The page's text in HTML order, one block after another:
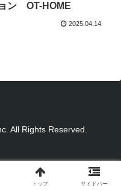
ン OT-HOME
2025.04.14
All Rights Reserved.
トップ サイドバー